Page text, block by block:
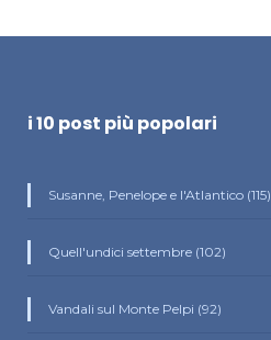
i 10 post più popolari
Susanne, Penelope e l'Atlantico (115)
Quell'undici settembre (102)
Vandali sul Monte Pelpi (92)